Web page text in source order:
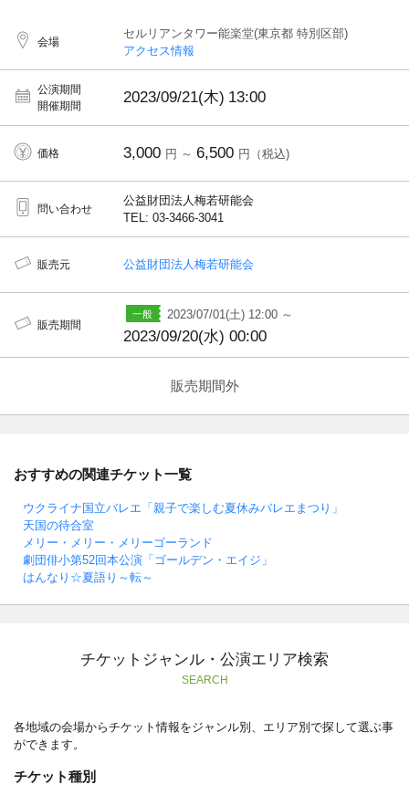
会場
セルリアンタワー能楽堂(東京都 特別区部)
アクセス情報
公演期間
開催期間
2023/09/21(木) 13:00
価格 3,000 円 ～ 6,500 円（税込)
問い合わせ
公益財団法人梅若研能会
TEL: 03-3466-3041
販売元 公益財団法人梅若研能会
販売期間
2023/07/01(土) 12:00 ～
2023/09/20(水) 00:00
販売期間外
おすすめの関連チケット一覧
ウクライナ国立バレエ「親子で楽しむ夏休みバレエまつり」
天国の待合室
メリー・メリー・メリーゴーランド
劇団俳小第52回本公演「ゴールデン・エイジ」
はんなり☆夏語り～転～
チケットジャンル・公演エリア検索
SEARCH
各地域の会場からチケット情報をジャンル別、エリア別で探して選ぶ事
ができます。
チケット種別